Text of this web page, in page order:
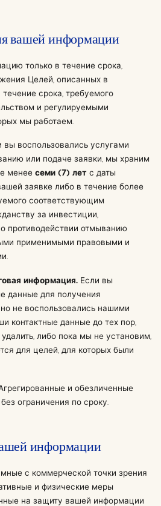
вашей информации
только в течение срока,
Целей, описанных в
срока, требуемого
и регулируемыми
мы работаем.
вы воспользовались услугами
или подаче заявки, мы храним
менее семи (7) лет с даты
заявке либо в течение более
соответствующим
за инвестиции,
противодействии отмыванию
применимыми правовыми и
информация.Если вы
данные для получения
не воспользовались нашими
контактные данные до тех пор,
либо пока мы не установим,
для целей, для которых были
и обезличенные
ограничения по сроку.
информации
с коммерческой точки зрения
и физические меры
на защиту вашей информации